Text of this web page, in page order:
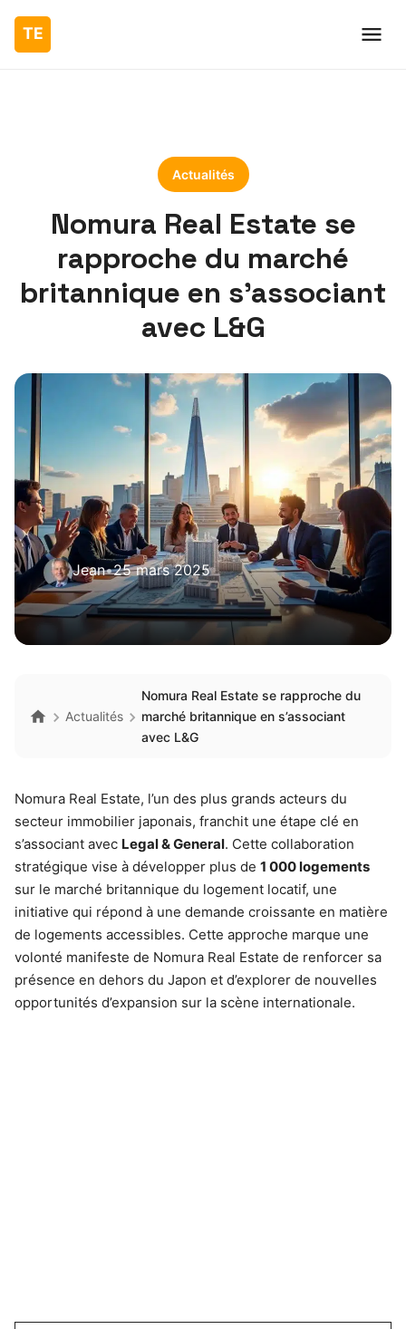
Actualités
Nomura Real Estate se
rapproche du marché
britannique en s’associant
avec L&G
Jean•25 mars 2025
Actualités
Nomura Real Estate se rapproche du
marché britannique en s’associant
avec L&G
Nomura Real Estate, l’un des plus grands acteurs du
secteur immobilier japonais, franchit une étape clé en
s’associant avec Legal & General. Cette collaboration
stratégique vise à développer plus de 1 000 logements
sur le marché britannique du logement locatif, une
initiative qui répond à une demande croissante en matière
de logements accessibles. Cette approche marque une
volonté manifeste de Nomura Real Estate de renforcer sa
présence en dehors du Japon et d’explorer de nouvelles
opportunités d’expansion sur la scène internationale.